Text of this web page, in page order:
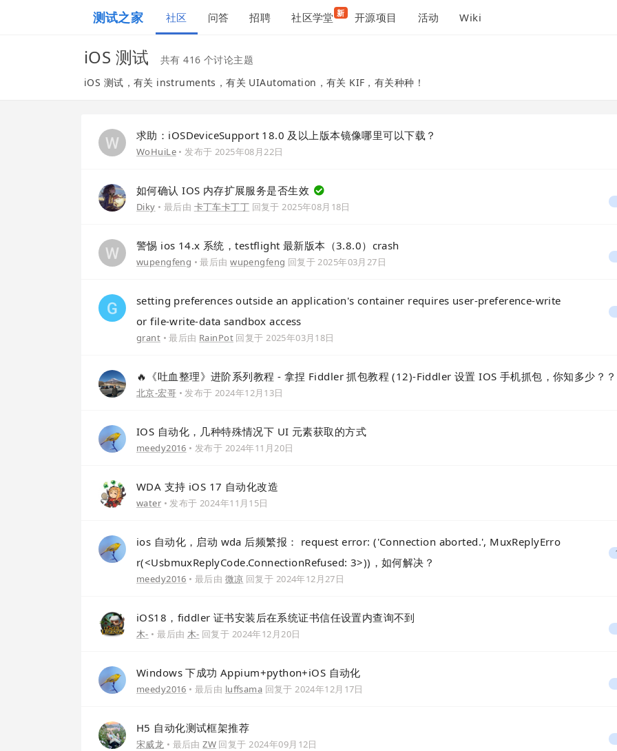
测试之家 社区 问答 招聘 社区学堂 新 开源项目 活动 Wiki
iOS 测试
共有 416 个讨论主题
iOS 测试，有关 instruments，有关 UIAutomation，有关 KIF，有关种种！
求助：iOSDeviceSupport 18.0 及以上版本镜像哪里可以下载？
WoHuiLe • 发布于 2025年08月22日
如何确认 IOS 内存扩展服务是否生效
Diky • 最后由 卡丁车卡丁丁 回复于2025年08月18日
警惕 ios 14.x 系统，testflight 最新版本（3.8.0）crash
wupengfeng • 最后由wupengfeng 回复于2025年03月27日
setting preferences outside an application's container requires user-preference-write
or file-write-data sandbox access
grant • 最后由 RainPot 回复于2025年03月18日
🔥《吐血整理》进阶系列教程 - 拿捏 Fiddler 抓包教程 (12)-Fiddler 设置 IOS 手机抓包，你知多少？
北京-宏哥 • 发布于2024年12月13日
IOS 自动化，几种特殊情况下 UI 元素获取的方式
meedy2016 • 发布于 2024年11月20日
WDA 支持 iOS 17 自动化改造
water • 发布于2024年11月15日
ios 自动化，启动 wda 后频繁报： request error: ('Connection aborted.', MuxReplyErro
r(<UsbmuxReplyCode.ConnectionRefused: 3>))，如何解决？
meedy2016 • 最后由 微凉 回复于 2024年12月27日
iOS18，fiddler 证书安装后在系统证书信任设置内查询不到
木- • 最后由 木- 回复于 2024年12月20日
Windows 下成功 Appium+python+iOS 自动化
meedy2016 • 最后由 luffsama 回复于2024年12月17日
H5 自动化测试框架推荐
宋威龙 • 最后由ZW 回复于2024年09月12日